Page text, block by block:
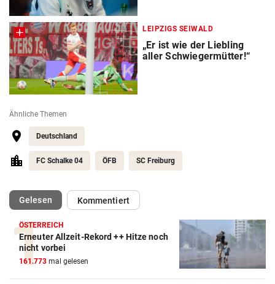
LEIPZIGS SEIWALD
„Er ist wie der Liebling
aller Schwiegermütter!“
Ähnliche Themen
Deutschland
FC Schalke 04 ÖFB SC Freiburg
Gelesen(ausgewählt)Kommentiert
ÖSTERREICH
Erneuter Allzeit-Rekord ++ Hitze noch
nicht vorbei
161.773 mal gelesen